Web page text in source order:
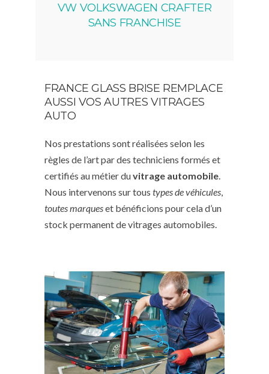
VW VOLKSWAGEN CRAFTER
SANS FRANCHISE
FRANCE GLASS BRISE REMPLACE
AUSSI VOS AUTRES VITRAGES
AUTO
Nos prestations sont réalisées selon les
règles de l’art par des techniciens formés et
certifiés au métier duvitrage automobile
Nous intervenons sur tous types de véhicules
toutes marqueset bénéficions pour cela d’un
stock permanent de vitrages automobiles.